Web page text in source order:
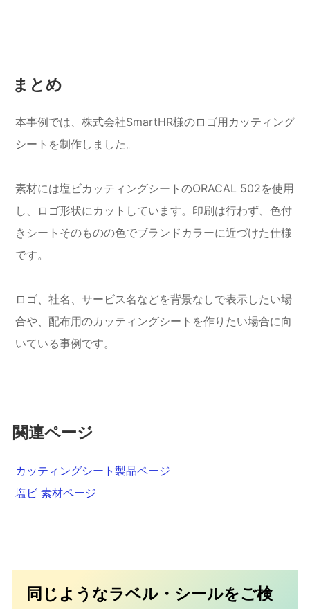
まとめ
本事例では、株式会社SmartHR様のロゴ用カッティング
シートを制作しました。
素材には塩ビカッティングシートのORACAL 502を使用
し、ロゴ形状にカットしています。印刷は行わず、色付
きシートそのものの色でブランドカラーに近づけた仕様
です。
ロゴ、社名、サービス名などを背景なしで表示したい場
合や、配布用のカッティングシートを作りたい場合に向
いている事例です。
関連ページ
カッティングシート製品ページ
塩ビ 素材ページ
同じようなラベル・シールをご検